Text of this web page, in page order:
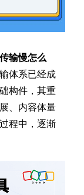
输慢怎么
体系已经成
构件，其重
、内容体量
程中，逐渐